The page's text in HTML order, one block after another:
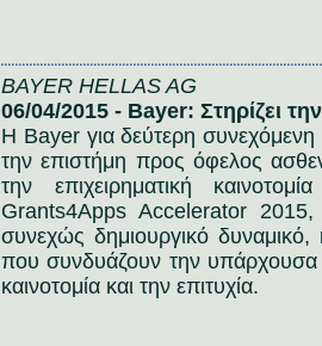
BAYER HELLAS AG
06/04/2015 - Bayer: Στηρίζει
Η Bayer για δεύτερη συνεχόμενη
την επιστήμη προς όφελος
την επιχειρηματική
Grants4Apps Accelerator 2015,
συνεχώς δημιουργικό δυναμικό,
που συνδυάζουν την υπάρχουσα
καινοτομία και την επιτυχία.